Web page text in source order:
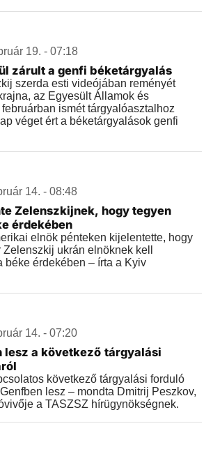
19. - 07:18
zárult a genfi béketárgyalás
szerda esti videójában reményét
az Egyesült Államok és
ismét tárgyalóasztalhoz
véget ért a béketárgyalások genfi
14. - 08:48
Zelenszkijnek, hogy tegyen
érdekében
elnök pénteken kijelentette, hogy
ukrán elnöknek kell
béke érdekében – írta a Kyiv
14. - 07:20
lesz a következő tárgyalási
következő tárgyalási forduló
lesz – mondta Dmitrij Peszkov,
a TASZSZ hírügynökségnek.